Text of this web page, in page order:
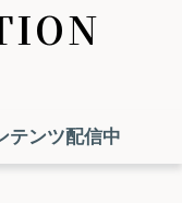
テンツ配信中